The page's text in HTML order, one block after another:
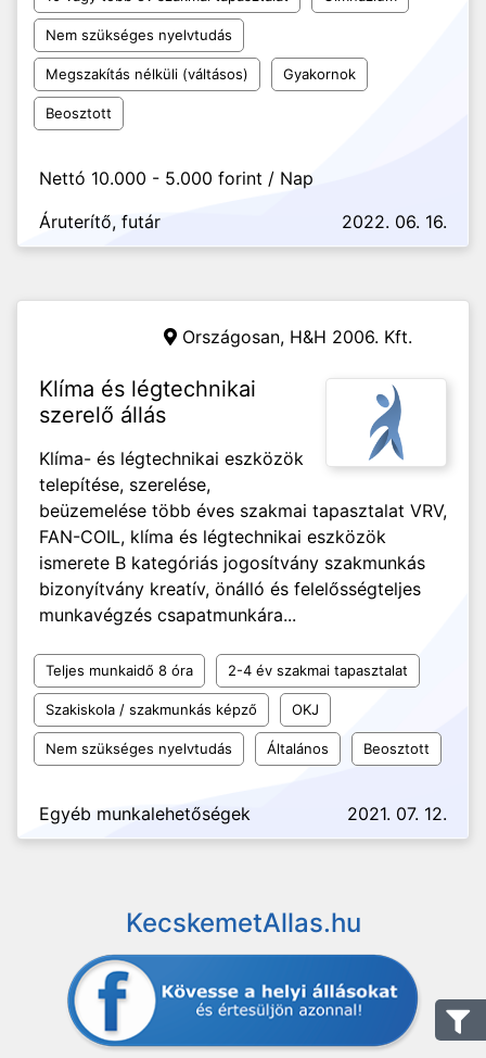
Nem szükséges nyelvtudás
Megszakítás nélküli (váltásos) Gyakornok
Beosztott
Nettó 10.000 - 5.000 forint / Nap
Áruterítő, futár
2022. 06. 16.
Országosan, H&H 2006. Kft.
Klíma és légtechnikai
szerelő állás
Klíma- és légtechnikai eszközök
telepítése, szerelése,
beüzemelése több éves szakmai tapasztalat VRV,
FAN-COIL, klíma és légtechnikai eszközök
ismerete B kategóriás jogosítvány szakmunkás
bizonyítvány kreatív, önálló és felelősségteljes
munkavégzés csapatmunkára...
Teljes munkaidő 8 óra 2-4 év szakmai tapasztalat
Szakiskola / szakmunkás képző OKJ
Nem szükséges nyelvtudás Általános Beosztott
Egyéb munkalehetőségek 2021. 07. 12.
KecskemetAllas.hu